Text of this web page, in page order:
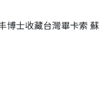
博士收藏台灣畢卡索 蘇